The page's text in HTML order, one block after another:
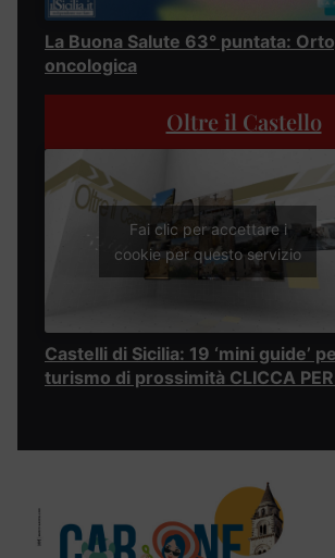
La Buona Salute 63° puntata:
oncologica
Oltre il Castello
Fai clic per accettare i
cookie per questo servizio
Castelli di Sicilia: 19 ‘mini guide’
turismo di prossimità CLICCA PER